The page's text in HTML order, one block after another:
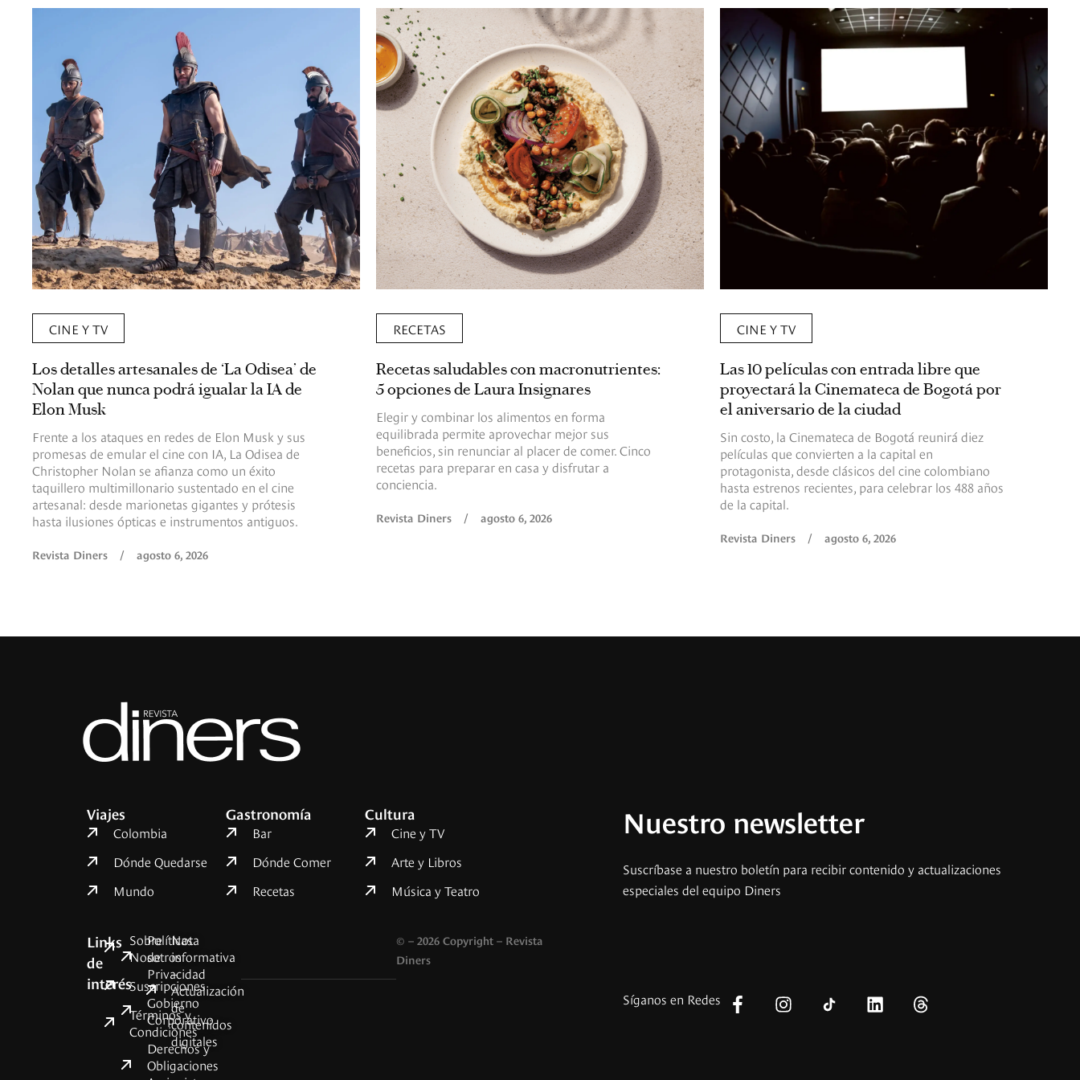
CINE Y TV
Los detalles artesanales de ‘La Odisea’ de
Nolan que nunca podrá igualar la IA de
Elon Musk
Frente a los ataques en redes de Elon Musk y sus
promesas de emular el cine con IA, La Odisea de
Christopher Nolan se afianza como un éxito
taquillero multimillonario sustentado en el cine
artesanal: desde marionetas gigantes y prótesis
hasta ilusiones ópticas e instrumentos antiguos.
Revista Diners / agosto 6, 2026
RECETAS
Recetas saludables con macronutrientes:
5 opciones de Laura Insignares
Elegir y combinar los alimentos en forma
equilibrada permite aprovechar mejor sus
beneficios, sin renunciar al placer de comer. Cinco
recetas para preparar en casa y disfrutar a
conciencia.
Revista Diners / agosto 6, 2026
CINE Y TV
Las 10 películas con entrada libre que
proyectará la Cinemateca de Bogotá por
el aniversario de la ciudad
Sin costo, la Cinemateca de Bogotá reunirá diez
películas que convierten a la capital en
protagonista, desde clásicos del cine colombiano
hasta estrenos recientes, para celebrar los 488 años
de la capital.
Revista Diners / agosto 6, 2026
Viajes
Colombia
Dónde Quedarse
Mundo
Gastronomía
Bar
Dónde Comer
Recetas
Cultura
Cine y TV
Arte y Libros
Música y Teatro
Links
de
interés
Sobre
Nosotros
Suscripciones
Términos y
Condiciones
Políticas
de
Privacidad
Gobierno
Corporativo
Derechos y
Obligaciones
Nota
informativa
–
Actualización
de
contenidos
digitales
© – 2026 Copyright – Revista
Diners
Nuestro newsletter
Suscríbase a nuestro boletín para recibir contenido y actualizaciones
especiales del equipo Diners
Síganos en Redes